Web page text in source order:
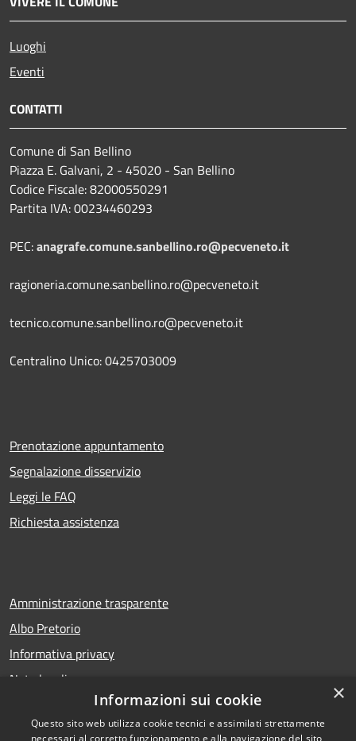
Luoghi
Eventi
CONTATTI
Comune di San Bellino
Piazza E. Galvani, 2 - 45020 - San Bellino
Codice Fiscale: 82000550291
Partita IVA: 00234460293
PEC:anagrafe.comune.sanbellino.ro@pecveneto.it
ragioneria.comune.sanbellino.ro@pecveneto.it
tecnico.comune.sanbellino.ro@pecveneto.it
Centralino Unico: 0425703009
Prenotazione appuntamento
Segnalazione disservizio
Leggi le FAQ
Richiesta assistenza
Amministrazione trasparente
Albo Pretorio
Informativa privacy
Note legali
Dichiarazione di accessibilità
×
Informazioni sui cookie
Questo sito web utilizza cookie tecnici e assimilati strettamente
necessari al corretto funzionamento e alla navigazione del sito,